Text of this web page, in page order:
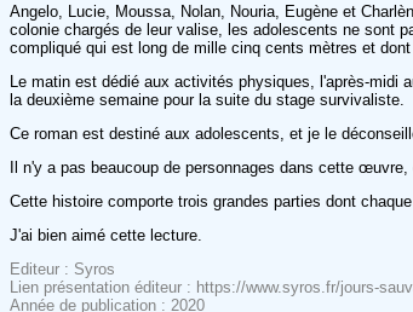
Angelo, Lucie, Moussa, Nolan, Nouria, Eugène et
colonie chargés de leur valise, les adolescents ne sont
compliqué qui est long de mille cinq cents mètres et
Le matin est dédié aux activités physiques, l'après-
la deuxième semaine pour la suite du stage survivaliste.
Ce roman est destiné aux adolescents, et je le
Il n'y a pas beaucoup de personnages dans cette
Cette histoire comporte trois grandes parties dont
J'ai bien aimé cette lecture.
Editeur : Syros
Lien présentation éditeur : https://www.syros.fr/jours-
Année de publication : 2020